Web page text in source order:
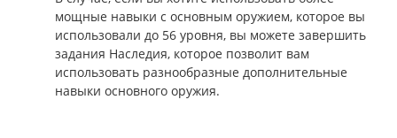
мощные навыки с основным оружием, которое вы
использовали до 56 уровня, вы можете завершить
задания Наследия, которое позволит вам
использовать разнообразные дополнительные
навыки основного оружия.